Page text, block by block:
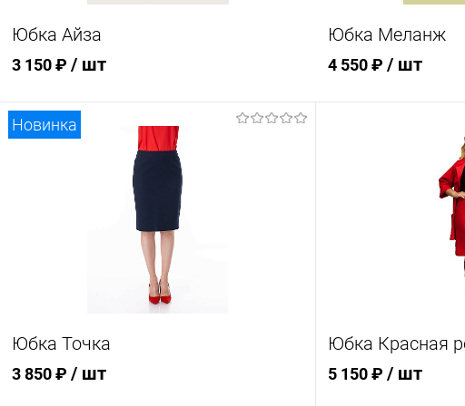
54 56 56
Юбка Айза
3 150 ₽ / шт
В корзину
56 60
Юбка Меланж
4 550 ₽ / шт
Купить в 1 клик
52 58
Новинка
Юбка Точка
3 850 ₽ / шт
Юбка Красная
5 150 ₽ / шт